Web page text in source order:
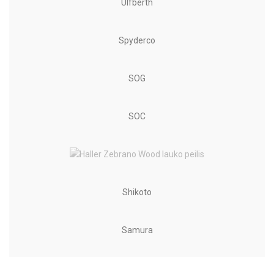
Ulfberth
Spyderco
SOG
SOC
Shikoto
Samura